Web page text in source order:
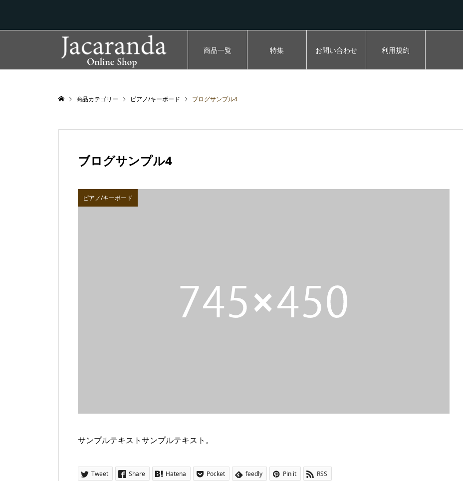
商品一覧 特集 お問い合わせ 利用規約
商品カテゴリー ピアノ/キーボード ブログサンプル4
ブログサンプル4
ピアノ/キーボード
サンプルテキストサンプルテキスト。
Tweet Share Hatena Pocket feedly Pin it RSS